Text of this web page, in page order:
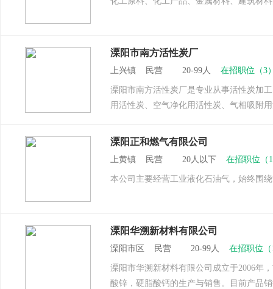
溧阳市南方活性炭厂
上兴镇 民营 20-99人 在招职位（3
溧阳市南方活性炭厂是专业从事活性炭加
用活性炭、空气净化用活性炭、气相吸附
溧阳正和燃气有限公司
上黄镇 民营 20人以下 在招职位（
本公司主要经营工业液化石油气，始终围
溧阳华溯新材料有限公司
溧阳市区 民营 20-99人 在招职位（
溧阳市华溯新材料有限公司成立于2006年
酸锌，硬脂酸钙的生产与销售。目前产品